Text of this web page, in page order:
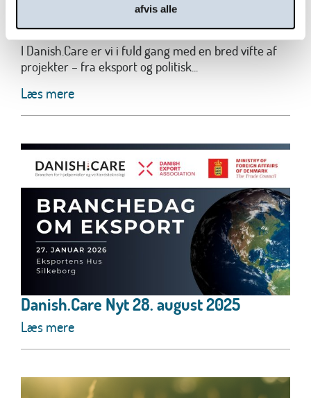
afvis alle
med bred vifte af tilbud - bliv klogere
på Danish.Care
I Danish.Care er vi i fuld gang med en bred vifte af
projekter – fra eksport og politisk...
Læs mere
Danish.Care Nyt 28. august 2025
Læs mere